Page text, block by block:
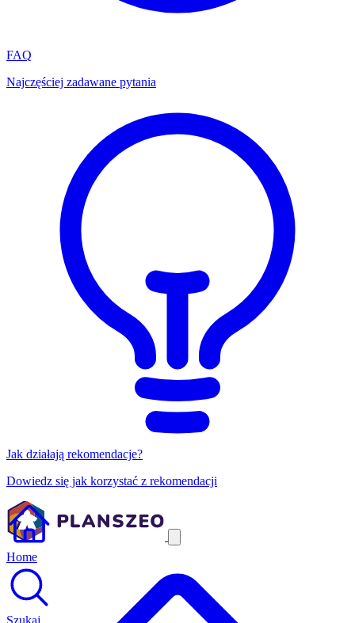
FAQ
Najczęściej zadawane pytania
Jak działają rekomendacje?
Dowiedz się jak korzystać z rekomendacji
Home
Szukaj